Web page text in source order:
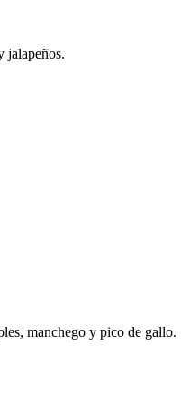
jalapeños.
manchego y pico de gallo.